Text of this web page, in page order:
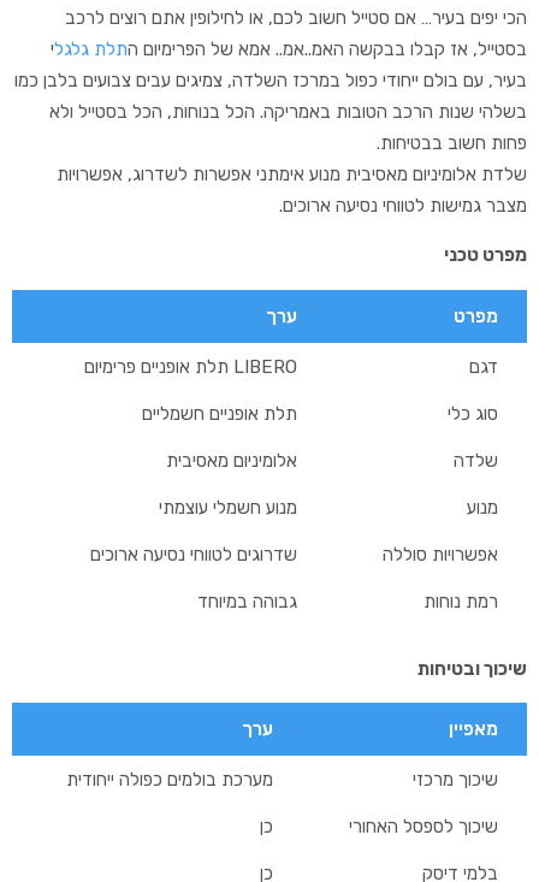
הכי יפים בעיר… אם סטייל חשוב לכם, או לחילופין אתם רוצים לרכב
בסטייל, אז קבלו בבקשה האמ..אמ.. אמא של הפרימיום התלת גלגלי
בעיר, עם בולם ייחודי כפול במרכז השלדה, צמיגים עבים צבועים בלבן כמו
בשלהי שנות הרכב הטובות באמריקה. הכל בנוחות, הכל בסטייל ולא
פחות חשוב בבטיחות.
שלדת אלומיניום מאסיבית מנוע אימתני אפשרות לשדרוג, אפשרויות
מצבר גמישות לטווחי נסיעה ארוכים.
מפרט טכני
מפרט ערך
דגם LIBERO תלת אופניים פרימיום
סוג כלי תלת אופניים חשמליים
שלדה אלומיניום מאסיבית
מנוע מנוע חשמלי עוצמתי
אפשרויות סוללה שדרוגים לטווחי נסיעה ארוכים
רמת נוחות גבוהה במיוחד
שיכוך ובטיחות
מאפיין ערך
שיכוך מרכזי מערכת בולמים כפולה ייחודית
שיכוך לספסל האחורי כן
בלמי דיסק כן